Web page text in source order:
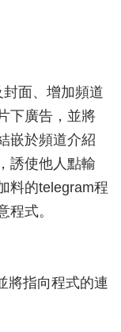
面、增加頻道
下廣告，並將
嵌於頻道介紹
誘使他人點輸
料的telegram程
程式。
將指向程式的連